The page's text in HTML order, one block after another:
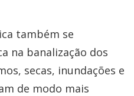
também se
na banalização dos
secas, inundações e
de modo mais